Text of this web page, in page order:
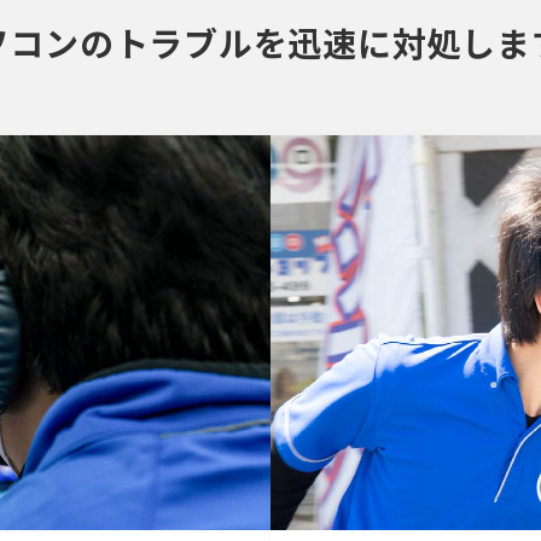
ンのトラブルを迅速に対処し